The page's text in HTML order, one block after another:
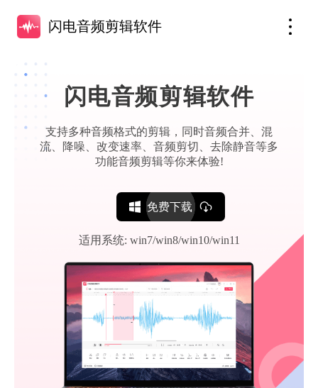
闪电音频剪辑软件
闪电音频剪辑软件
支持多种音频格式的剪辑，同时音频合并、混
流、降噪、改变速率、音频剪切、去除静音等多
功能音频剪辑等你来体验!
免费下载
适用系统: win7/win8/win10/win11